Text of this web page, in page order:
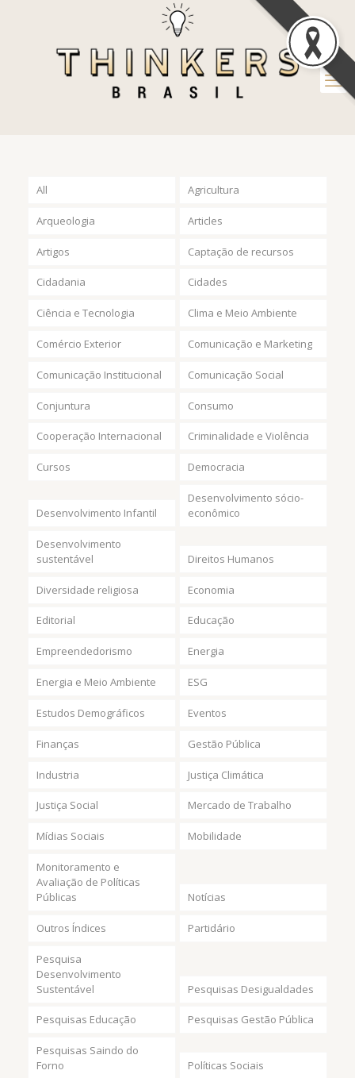
All Agricultura
Arqueologia Articles
Artigos Captação de recursos
Cidadania Cidades
Ciência e Tecnologia Clima e Meio Ambiente
Comércio Exterior Comunicação e Marketing
Comunicação Institucional Comunicação Social
Conjuntura Consumo
Cooperação Internacional Criminalidade e Violência
Cursos Democracia
Desenvolvimento Infantil
Desenvolvimento sócio-
econômico
Desenvolvimento
sustentável
Direitos Humanos
Diversidade religiosa Economia
Editorial Educação
Empreendedorismo Energia
Energia e Meio Ambiente ESG
Estudos Demográficos Eventos
Finanças Gestão Pública
Industria Justiça Climática
Justiça Social Mercado de Trabalho
Mídias Sociais Mobilidade
Monitoramento e
Avaliação de Políticas
Públicas
Notícias
Outros Índices Partidário
Pesquisa
Desenvolvimento
Sustentável
Pesquisas Desigualdades
Pesquisas Educação Pesquisas Gestão Pública
Pesquisas Saindo do
Forno
Políticas Sociais